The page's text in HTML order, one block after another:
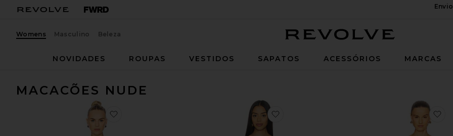
Womens Masculino Beleza
NOVIDADES
ROUPAS VESTIDOS SAPATOS ACESSÓRIOS MARCAS
MACACÕES NUDE
favoritoMACACÃO CORPETE JORDAN